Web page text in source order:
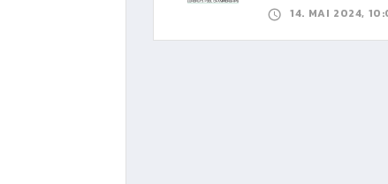
14. MAI 2024,